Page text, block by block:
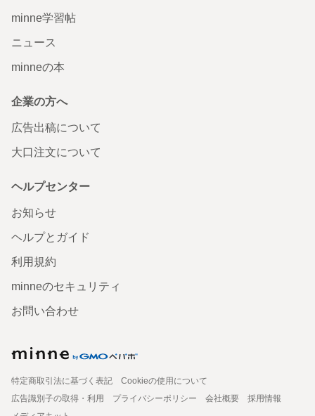
minne学習帖
ニュース
minneの本
企業の方へ
広告出稿について
大口注文について
ヘルプセンター
お知らせ
ヘルプとガイド
利用規約
minneのセキュリティ
お問い合わせ
特定商取引法に基づく表記
Cookieの使用について
広告識別子の取得・利用
プライバシーポリシー 会社概要
採用情報